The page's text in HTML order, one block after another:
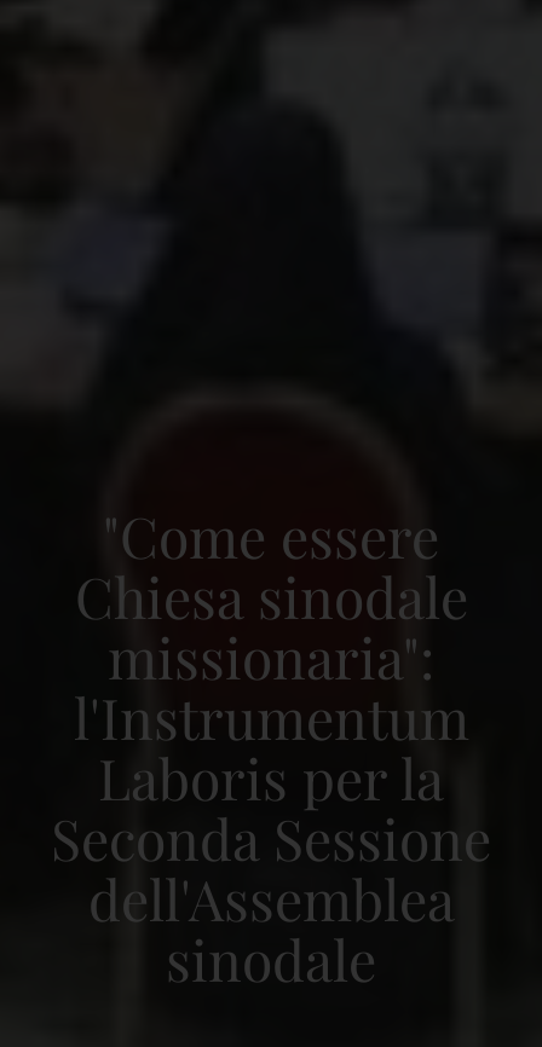
"Come essere
Chiesa sinodale
missionaria":
l'Instrumentum
Laboris per la
Seconda Sessione
dell'Assemblea
sinodale